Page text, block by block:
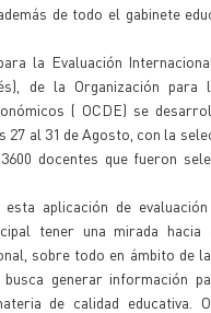
de todo el gabinete
la Evaluación
de la Organización para
( OCDE) se
27 al 31 de Agosto, con la
docentes que fueron
aplicación de
tener una mirada hacia
sobre todo en ámbito de
generar información
de calidad educativa.